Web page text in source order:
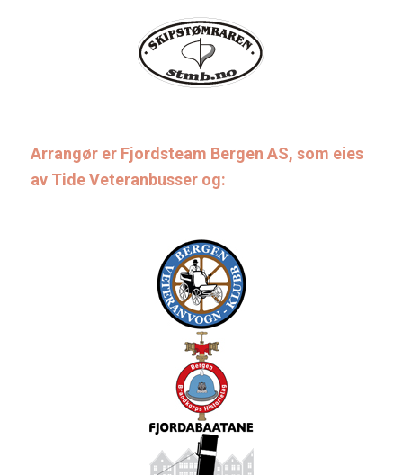
Arrangør er Fjordsteam Bergen AS, som eies
av Tide Veteranbusser og: